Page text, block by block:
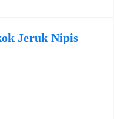
Jeruk Nipis